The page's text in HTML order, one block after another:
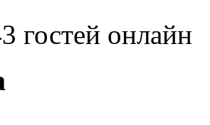
гостей онлайн